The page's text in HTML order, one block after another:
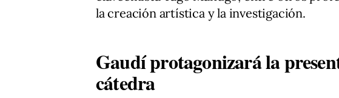
la creación artística y la investigación.
Gaudí protagonizará la
cátedra